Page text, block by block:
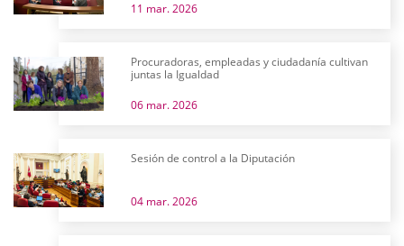
11 mar. 2026
Procuradoras, empleadas y ciudadanía cultivan
juntas la Igualdad
06 mar. 2026
Sesión de control a la Diputación
04 mar. 2026